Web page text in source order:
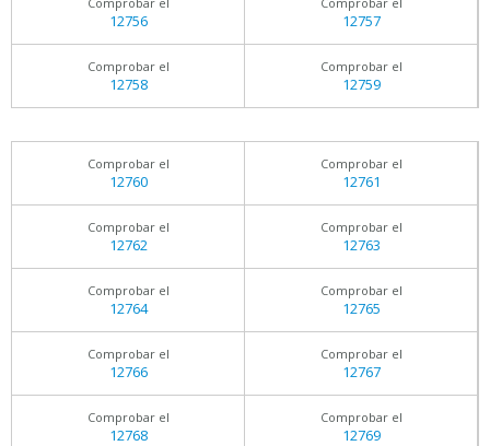
12756 12757
Comprobar el
12758
Comprobar el
12759
Comprobar el
12760
Comprobar el
12761
Comprobar el
12762
Comprobar el
12763
Comprobar el
12764
Comprobar el
12765
Comprobar el
12766
Comprobar el
12767
Comprobar el
12768
Comprobar el
12769